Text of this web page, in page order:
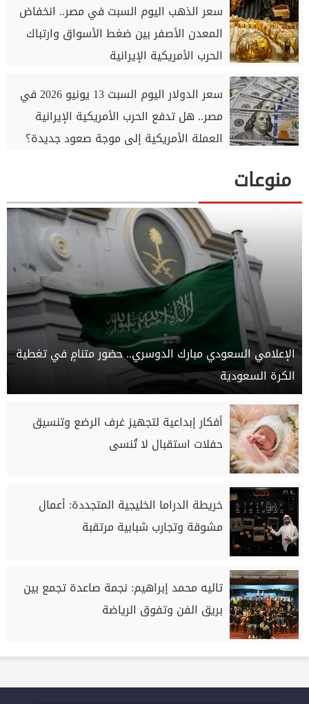
سعر الذهب اليوم السبت في مصر.. انخفاض
المعدن الأصفر بين ضغط الأسواق وارتباك
الحرب الأمريكية الإيرانية
سعر الدولار اليوم السبت 13 يونيو 2026 في
مصر.. هل تدفع الحرب الأمريكية الإيرانية
العملة الأمريكية إلى موجة صعود جديدة؟
منوعات
الإعلامي السعودي مبارك الدوسري.. حضور متنامٍ في تغطية
الكرة السعودية
أفكار إبداعية لتجهيز غرف الرضع وتنسيق
حفلات استقبال لا تُنسى
خريطة الدراما الخليجية المتجددة: أعمال
مشوقة وتجارب شبابية مرتقبة
تاليه محمد إبراهيم: نجمة صاعدة تجمع بين
بريق الفن وتفوق الرياضة